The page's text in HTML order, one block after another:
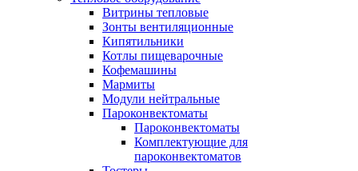
Витрины тепловые
Зонты вентиляционные
Кипятильники
Котлы пищеварочные
Кофемашины
Мармиты
Модули нейтральные
Пароконвектоматы
Пароконвектоматы
Комплектующие для
пароконвектоматов